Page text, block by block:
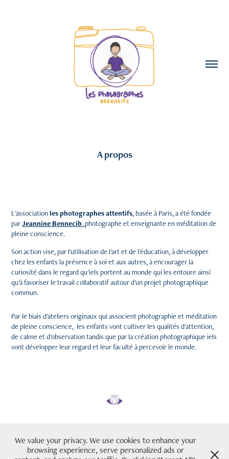
A propos
L'associationles photographes attentifs, basée à Paris, a été fondée
parJeannine Bennecib, photographe et enseignante en méditation de
pleine conscience.
Son action vise, par l'utilisation de l'art et de l'éducation, à développer
chez les enfants la présence à soi et aux autres, à encourager la
curiosité dans le regard qu'iels portent au monde qui les entoure ainsi
qu'à favoriser letravail collaboratif autour d'un projet photographique
commun.
Par le biais d'ateliers originaux qui associent photographie et méditation
de pleine conscience, les enfants vont cultiver les qualités d'attention,
de calme et d'observation tandis que par la création photographique iels
vont développer leur regard et leur faculté à percevoir le monde.
We value your privacy. We use cookies to enhance your
browsing experience, serve personalized ads or